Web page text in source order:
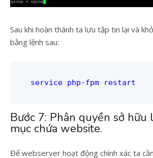
Sau khi hoàn thành ta lưu tập tin lại và
bằng lệnh sau:
service php-fpm restart
Bước 7: Phân quyền sở hữu
mục chứa website.
Để webserver hoạt động chính xác ta